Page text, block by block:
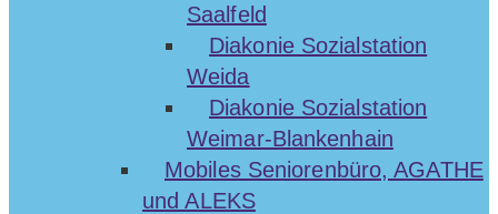
Saalfeld
Diakonie Sozialstation
Weida
Diakonie Sozialstation
Weimar-Blankenhain
Mobiles Seniorenbüro, AGATHE
und ALEKS